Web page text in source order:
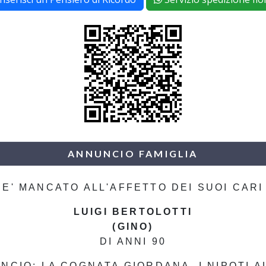
ANNUNCIO FAMIGLIA
E' MANCATO ALL'AFFETTO DEI SUOI CARI
LUIGI BERTOLOTTI
(GINO)
DI ANNI 90